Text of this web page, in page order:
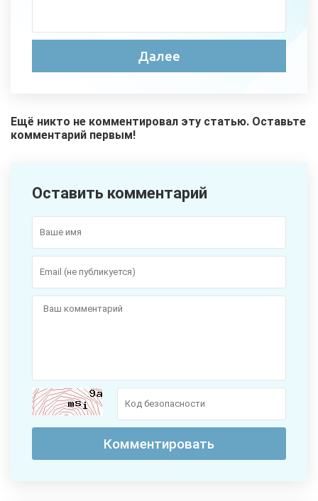
Ещё никто не комментировал эту статью. Оставьте
комментарий первым!
Оставить комментарий